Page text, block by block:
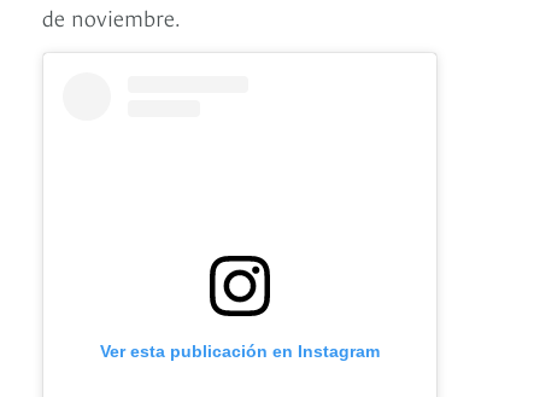
de noviembre.
Ver esta publicación en Instagram